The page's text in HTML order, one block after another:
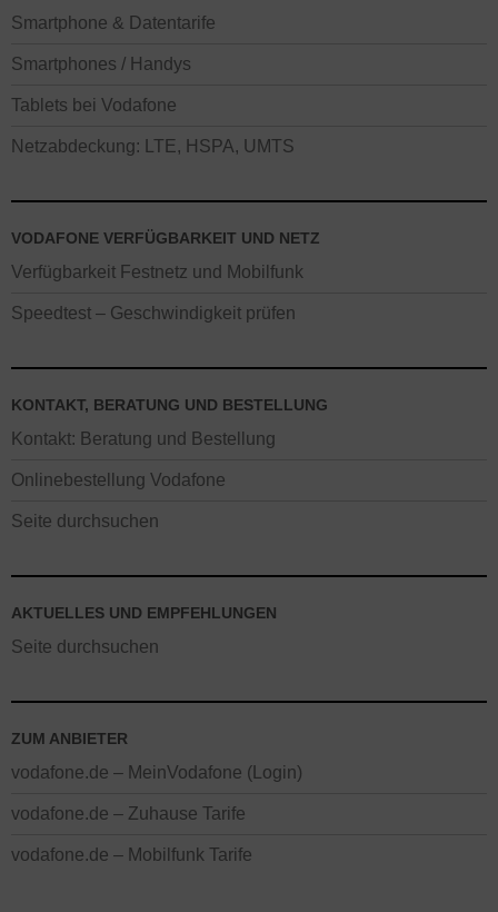
Smartphone & Datentarife
Smartphones / Handys
Tablets bei Vodafone
Netzabdeckung: LTE, HSPA, UMTS
VODAFONE VERFÜGBARKEIT UND NETZ
Verfügbarkeit Festnetz und Mobilfunk
Speedtest – Geschwindigkeit prüfen
KONTAKT, BERATUNG UND BESTELLUNG
Kontakt: Beratung und Bestellung
Onlinebestellung Vodafone
Seite durchsuchen
AKTUELLES UND EMPFEHLUNGEN
Seite durchsuchen
ZUM ANBIETER
vodafone.de – MeinVodafone (Login)
vodafone.de – Zuhause Tarife
vodafone.de – Mobilfunk Tarife